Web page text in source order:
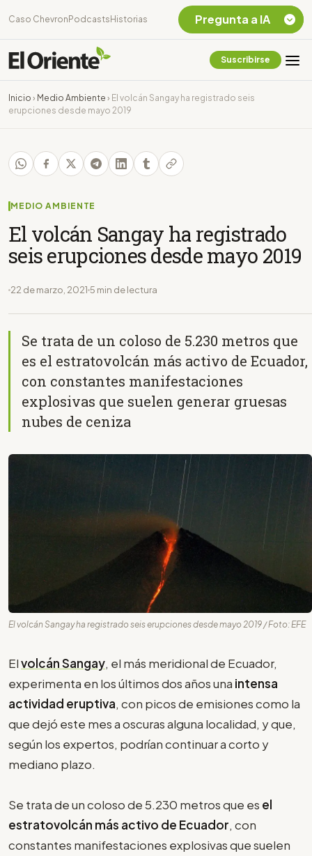
Caso Chevron Podcasts Historias
Suscribirse
Inicio › Medio Ambiente › El volcán Sangay ha registrado seis
erupciones desde mayo 2019
MEDIO AMBIENTE
El volcán Sangay ha registrado
seis erupciones desde mayo 2019
22 de marzo, 2021 5 min de lectura
Se trata de un coloso de 5.230 metros que
es el estratovolcán más activo de Ecuador,
con constantes manifestaciones
explosivas que suelen generar gruesas
nubes de ceniza
El volcán Sangay ha registrado seis erupciones desde mayo 2019 / Foto: EFE
Elvolcán Sangay, el más meridional de Ecuador,
experimenta en los últimos dos años una intensa
actividad eruptiva, con picos de emisiones como la
que dejó este mes a oscuras alguna localidad, y que,
según los expertos, podrían continuar a corto y
mediano plazo.
Se trata de un coloso de 5.230 metros que es el
estratovolcán más activo de Ecuador, con
constantes manifestaciones explosivas que suelen
Pregunta a IA
Chevron Ecuador